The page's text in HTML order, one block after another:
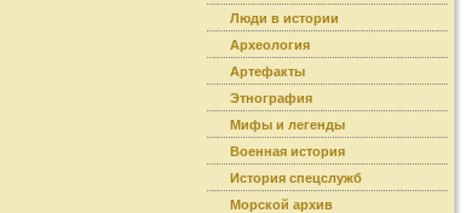
Люди в истории
Археология
Артефакты
Этнография
Мифы и легенды
Военная история
История спецслужб
Морской архив